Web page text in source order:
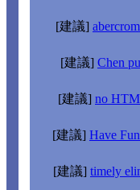
[建議]
[建議] Chen
[建議] no
[建議] Have
[建議] timely